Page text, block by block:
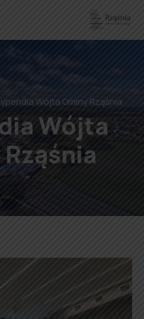
Wójta Gminy Rząśnia
Wójta